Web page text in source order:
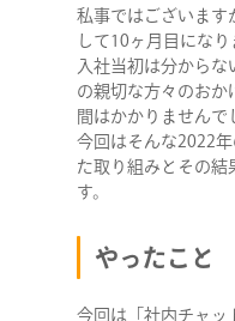
半年経過時点
実施
まとめ
私事ではございます
して10ヶ月目になり
入社当初は分からな
の親切な方々のおか
間はかかりませんで
今回はそんな2022
た取り組みとその結
す。
やったこと
今回は「社内チャッ